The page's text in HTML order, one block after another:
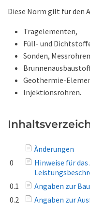
Diese Norm gilt für den
Tragelementen,
Füll- und
Sonden,
Geothermie-
Injektionsrohren.
Änderungen
0
Hinweise für
0.1
Angaben zur
0.2
Angaben zur